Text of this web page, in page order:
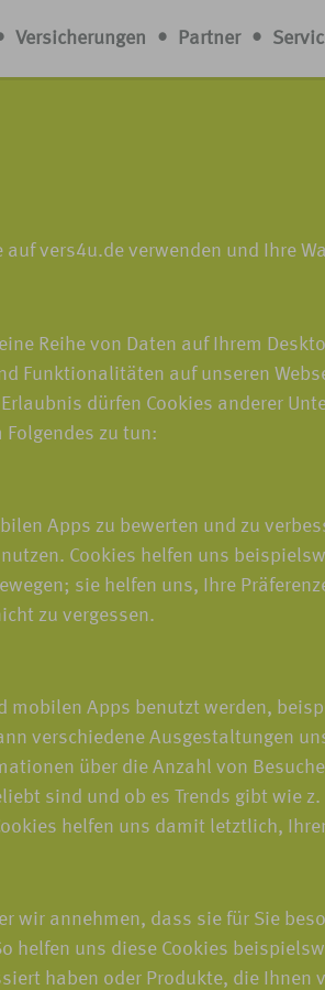
Versicherungen • Partner •
vers4u.de verwenden und Ihre
Reihe von Daten auf Ihrem
Funktionalitäten auf unseren
dürfen Cookies anderer
zu tun:
Apps zu bewerten und zu
Cookies helfen uns
sie helfen uns, Ihre
zu vergessen.
mobilen Apps benutzt werden,
verschiedene Ausgestaltungen
über die Anzahl von
sind und ob es Trends gibt wie
helfen uns damit letztlich,
wir annehmen, dass sie für Sie
helfen uns diese Cookies
haben oder Produkte, die